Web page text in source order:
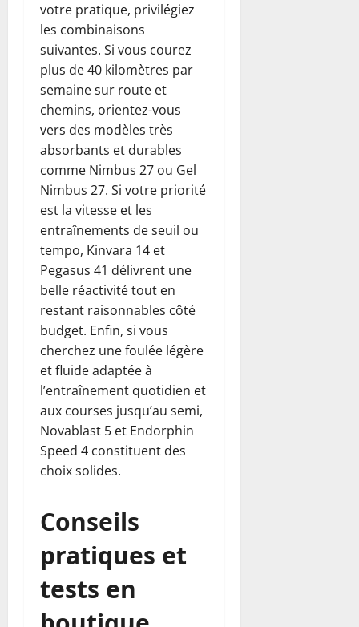
votre pratique, privilégiez
les combinaisons
suivantes. Si vous courez
plus de 40 kilomètres par
semaine sur route et
chemins, orientez-vous
vers des modèles très
absorbants et durables
comme Nimbus 27 ou Gel
Nimbus 27. Si votre priorité
est la vitesse et les
entraînements de seuil ou
tempo, Kinvara 14 et
Pegasus 41 délivrent une
belle réactivité tout en
restant raisonnables côté
budget. Enfin, si vous
cherchez une foulée légère
et fluide adaptée à
l’entraînement quotidien et
aux courses jusqu’au semi,
Novablast 5 et Endorphin
Speed 4 constituent des
choix solides.
Conseils
pratiques et
tests en